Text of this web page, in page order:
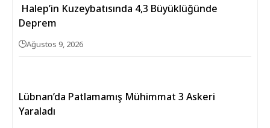
Halep’in Kuzeybatısında 4,3 Büyüklüğünde
Deprem
Ağustos 9, 2026
Lübnan’da Patlamamış Mühimmat 3 Askeri
Yaraladı